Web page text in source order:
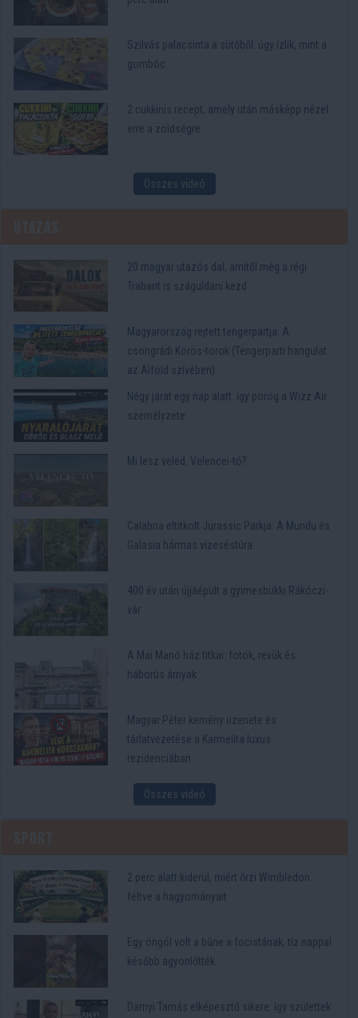
Szilvás palacsinta a sütőből: úgy ízlik, mint a
gombóc
2 cukkinis recept, amely után másképp nézel
erre a zöldségre
Összes videó
20 magyar utazós dal, amitől még a régi
Trabant is száguldani kezd
Magyarország rejtett tengerpartja: A
csongrádi Körös-torok (Tengerparti hangulat
az Alföld szívében)
Négy járat egy nap alatt: így pörög a Wizz Air
személyzete
Mi lesz veled, Velencei-tó?
Calabria eltitkolt Jurassic Parkja: A Mundu és
Galasia hármas vízeséstúra
400 év után újjáépült a gyimesbükki Rákóczi-
vár
A Mai Manó ház titkai: fotók, revük és
háborús árnyak
Magyar Péter kemény üzenete és
tárlatvezetése a Karmelita luxus
rezidenciában
Összes videó
2 perc alatt kiderül, miért őrzi Wimbledon
féltve a hagyományait
Egy öngól volt a bűne a focistának, tíz nappal
később agyonlőtték
Darnyi Tamás elképesztő sikere: így születtek